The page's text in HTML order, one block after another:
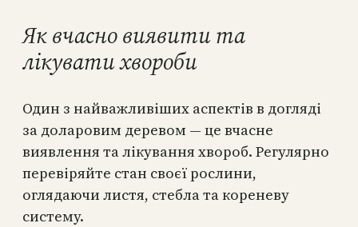
Як вчасно виявити та
лікувати хвороби
Один з найважливіших аспектів в догляді
за доларовим деревом — це вчасне
виявлення та лікування хвороб. Регулярно
перевіряйте стан своєї рослини,
оглядаючи листя, стебла та кореневу
систему.